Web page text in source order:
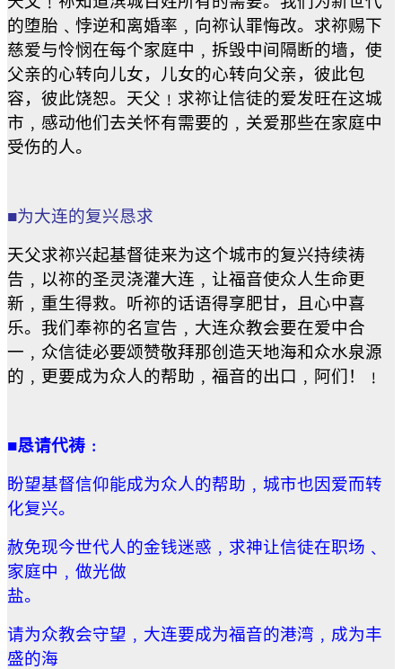
的堕胎﹑悖逆和离婚率﹐向祢认罪悔改。求祢赐下
慈爱与怜悯在每个家庭中﹐拆毁中间隔断的墙，使
父亲的心转向儿女，儿女的心转向父亲，彼此包
容，彼此饶恕。天父﹗求祢让信徒的爱发旺在这城
市﹐感动他们去关怀有需要的﹐关爱那些在家庭中
受伤的人。
■为大连的复兴恳求
天父求祢兴起基督徒来为这个城市的复兴持续祷
告﹐以祢的圣灵浇灌大连﹐让福音使众人生命更
新﹐重生得救。听祢的话语得享肥甘，且心中喜
乐。我们奉祢的名宣告﹐大连众教会要在爱中合
一﹐众信徒必要颂赞敬拜那创造天地海和众水泉源
的﹐更要成为众人的帮助﹐福音的出口﹐阿们！﹗
■恳请代祷﹕
盼望基督信仰能成为众人的帮助﹐城市也因爱而转
化复兴。
赦免现今世代人的金钱迷惑﹐求神让信徒在职场﹑
家庭中﹐做光做
盐
请为众教会守望﹐大连要成为福音的港湾﹐成为丰
盛的海